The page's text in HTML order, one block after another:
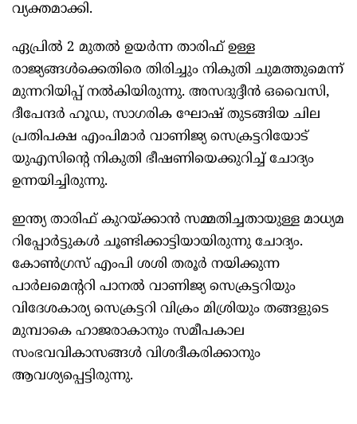
വ്യക്തമാക്കി.
ഏപ്രിൽ 2 മുതൽ ഉയർന്ന താരിഫ് ഉള്ള
രാജ്യങ്ങൾക്കെതിരെ തിരിച്ചും നികുതി ചുമത്തുമെന്ന്
മുന്നറിയിപ്പ് നൽകിയിരുന്നു. അസദുദ്ദീൻ ഒവൈസി,
ദീപേന്ദർ ഹൂഡ, സാഗരിക ഘോഷ് തുടങ്ങിയ ചില
പ്രതിപക്ഷ എംപിമാർ വാണിജ്യ സെക്രട്ടറിയോട്
യുഎസിന്റെ നികുതി ഭീഷണിയെക്കുറിച്ച് ചോദ്യം
ഉന്നയിച്ചിരുന്നു.
ഇന്ത്യ താരിഫ് കുറയ്ക്കാൻ സമ്മതിച്ചതായുള്ള മാധ്യമ
റിപ്പോർട്ടുകൾ ചൂണ്ടിക്കാട്ടിയായിരുന്നു ചോദ്യം.
കോൺഗ്രസ് എംപി ശശി തരൂർ നയിക്കുന്ന
പാർലമെന്ററി പാനൽ വാണിജ്യ സെക്രട്ടറിയും
വിദേശകാര്യ സെക്രട്ടറി വിക്രം മിശ്രിയും തങ്ങളുടെ
മുമ്പാകെ ഹാജരാകാനും സമീപകാല
സംഭവവികാസങ്ങൾ വിശദീകരിക്കാനും
ആവശ്യപ്പെട്ടിരുന്നു.